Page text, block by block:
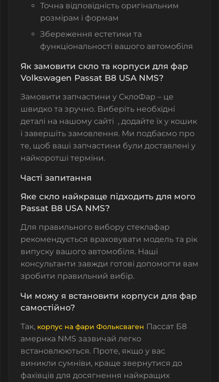
Точна відповідність оригінальним
розмірам і формам
Збереження естетики та
функціональності вашого автомобіля
Як замовити скло та корпуси для фар
Volkswagen Passat B8 USA NMS?
Замовити запчастини у СклоФар – це
швидко та зручно. Виберіть необхідні
деталі на нашому сайті , додайте їх у кошик
і завершіть замовлення. Ми подбаємо про
те, щоб ваші запчастини були доставлені у
найкоротші терміни.
Часті запитання
Яке скло найкраще підходить для мого
Passat B8 USA NMS?
Для правильного вибору стеклафар
рекомендується враховувати модель та рік
випуску вашого автомобіля. Наші
консультанти завжди готові допомогти вам
зробити правильний вибір.
Чи можу я встановити корпуси для фар
самостійно?
Так, корпус на фари Фольксваген Пассат Б8
америка NMS зазвичай легко
встановлюються. Проте, якщо у вас
виникли сумніви, краще звернутися до
фахівців для досягнення найкращих